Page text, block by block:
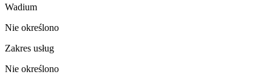
Wadium
Nie określono
Zakres usług
Nie określono